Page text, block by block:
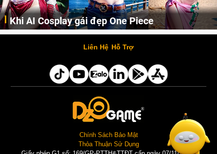
Khi AI Cosplay gái đẹp One Piece
Những cô nàng nóng bỏng Boa Hancock, Nico Robin, Nami, Yamato hay Perona được AI vẽ lại dưới hình thức Cosplay cực kỳ chuẩn chỉnh.
Liên Hệ Hỗ Trợ
Chính Sách Bảo Mật
Thỏa Thuận Sử Dụng